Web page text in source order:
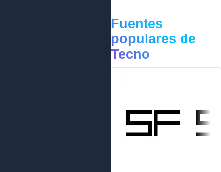
Fuentes
populares de
Tecno